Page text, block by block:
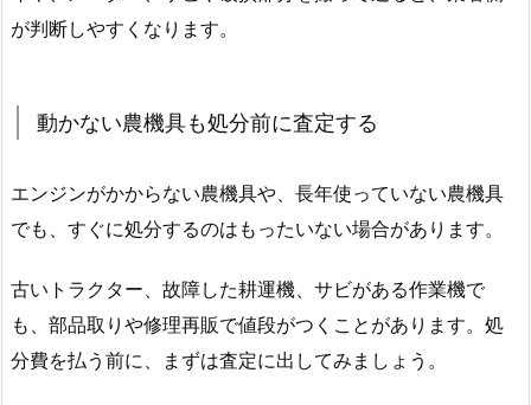
が判断しやすくなります。
動かない農機具も処分前に査定する
エンジンがかからない農機具や、長年使っていない農機具
でも、すぐに処分するのはもったいない場合があります。
古いトラクター、故障した耕運機、サビがある作業機で
も、部品取りや修理再販で値段がつくことがあります。処
分費を払う前に、まずは査定に出してみましょう。